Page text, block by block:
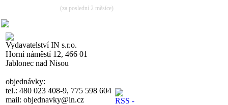
(za poslední 2 měsíce)
Vydavatelství IN s.r.o.
Horní náměstí 12, 466 01
Jablonec nad Nisou
objednávky:
tel.: 480 023 408-9, 775 598 604
mail: objednavky@in.cz